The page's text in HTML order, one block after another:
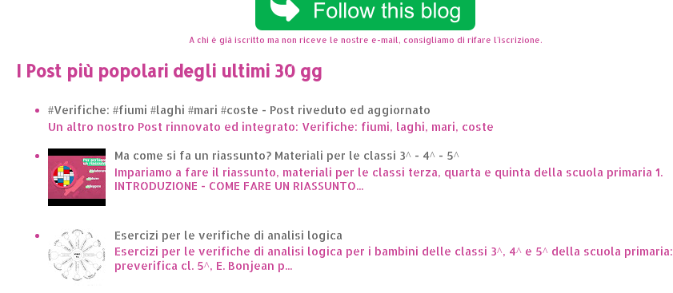
A chi è già iscritto ma non riceve le nostre e-mail, consigliamo di rifare l'iscrizione.
I Post più popolari degli ultimi 30 gg
#Verifiche: #fiumi #laghi #mari #coste - Post riveduto ed aggiornato
Un altro nostro Post rinnovato ed integrato: Verifiche: fiumi, laghi, mari, coste
Ma come si fa un riassunto? Materiali per le classi 3^ - 4^ - 5^
Impariamo a fare il riassunto, materiali per le classi terza, quarta e quinta della scuola primaria 1.
INTRODUZIONE - COME FARE UN RIASSUNTO...
Esercizi per le verifiche di analisi logica
Esercizi per le verifiche di analisi logica per i bambini delle classi 3^, 4^ e 5^ della scuola primaria:
preverifica cl. 5^, E. Bonjean p...